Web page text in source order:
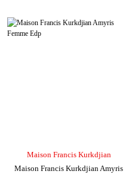
Maison Francis Kurkdjian
Maison Francis Kurkdjian Amyris